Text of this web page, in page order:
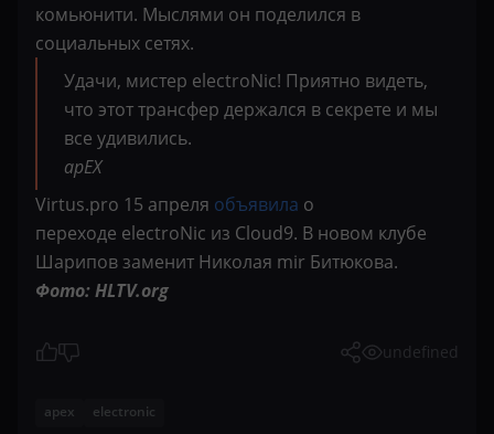
комьюнити. Мыслями он поделился в
социальных сетях.
Удачи, мистер electroNic! Приятно видеть,
что этот трансфер держался в секрете и мы
все удивились.
apEX
Virtus.pro 15 апреля объявила о
переходе electroNic из Cloud9. В новом клубе
Шарипов заменит Николая mir Битюкова.
Фото: HLTV.org
undefined
apex electronic